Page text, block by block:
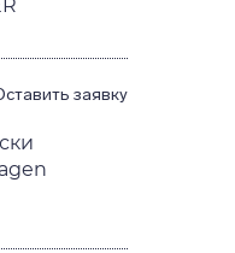
заявку